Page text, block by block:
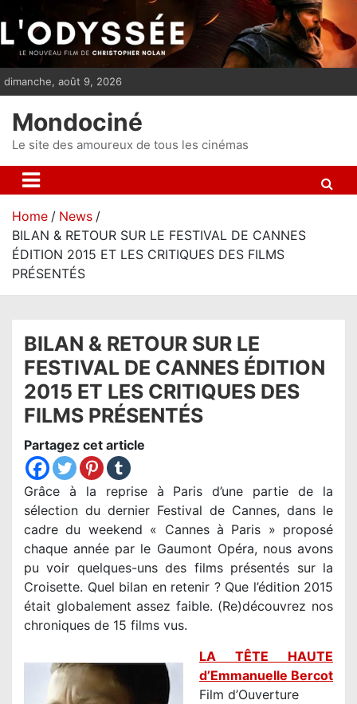
i
p
t
n
dimanche, août 9, 2026
Mondociné
Le site des amoureux de tous les cinémas
Home
News
BILAN & RETOUR SUR LE FESTIVAL DE CANNES
ÉDITION 2015 ET LES CRITIQUES DES FILMS
PRÉSENTÉS
BILAN & RETOUR SUR LE
FESTIVAL DE CANNES ÉDITION
2015 ET LES CRITIQUES DES
FILMS PRÉSENTÉS
Partagez cet article
Grâce à la reprise à Paris d’une partie de la
sélection du dernier Festival de Cannes, dans le
cadre du weekend « Cannes à Paris » proposé
chaque année par le Gaumont Opéra, nous avons
pu voir quelques-uns des films présentés sur la
Croisette. Quel bilan en retenir ? Que l’édition 2015
était globalement assez faible. (Re)découvrez nos
chroniques de 15 films vus.
LA TÊTE HAUTE
d’Emmanuelle Bercot
Film d’Ouverture